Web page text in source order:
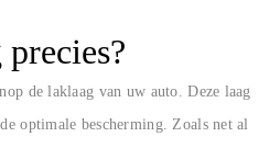
de laklaag van uw auto. Deze laag
optimale bescherming. Zoals net al